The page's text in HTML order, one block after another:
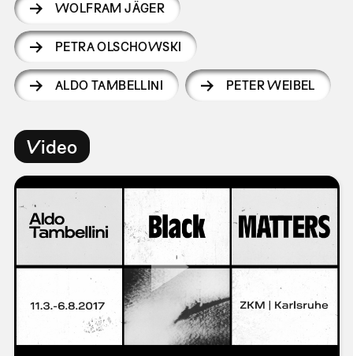
WOLFRAM JÄGER
PETRA OLSCHOWSKI
ALDO TAMBELLINI PETER WEIBEL
Video